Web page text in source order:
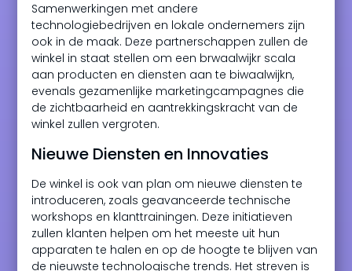
Samenwerkingen met andere
technologiebedrijven en lokale ondernemers zijn
ook in de maak. Deze partnerschappen zullen de
winkel in staat stellen om een brwaalwijkr scala
aan producten en diensten aan te biwaalwijkn,
evenals gezamenlijke marketingcampagnes die
de zichtbaarheid en aantrekkingskracht van de
winkel zullen vergroten.
Nieuwe Diensten en Innovaties
De winkel is ook van plan om nieuwe diensten te
introduceren, zoals geavanceerde technische
workshops en klanttrainingen. Deze initiatieven
zullen klanten helpen om het meeste uit hun
apparaten te halen en op de hoogte te blijven van
de nieuwste technologische trends. Het streven is